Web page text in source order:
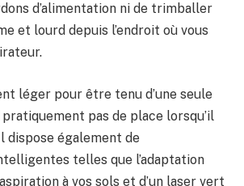
d’alimentation ni de trimballer
et lourd depuis l’endroit où vous
léger pour être tenu d’une seule
pas de place lorsqu’il
dispose également de
telles que l’adaptation
à vos sols et d’un laser vert